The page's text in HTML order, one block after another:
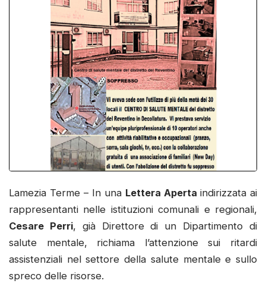
Lamezia Terme – In una Lettera Aperta indirizzata ai
rappresentanti nelle istituzioni comunali e regionali,
Cesare Perri, già Direttore di un Dipartimento di
salute mentale, richiama l’attenzione sui ritardi
assistenziali nel settore della salute mentale e sullo
spreco delle risorse.